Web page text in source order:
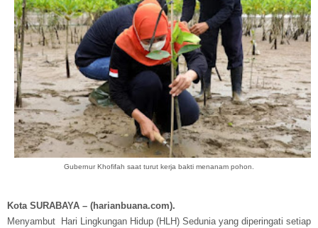
Gubernur Khofifah saat turut kerja bakti menanam pohon.
Kota SURABAYA – (harianbuana.com).
Menyambut Hari Lingkungan Hidup (HLH) Sedunia yang diperingati setiap